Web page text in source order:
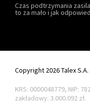
Czas podtrzymania
to za mało i jak
Copyright 2026 Talex S.A.
KRS: 0000048779, NIP:
zakładowy: 3.000.092 zł.